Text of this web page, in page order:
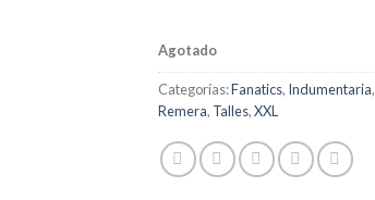
Agotado
Categorías:Fanatics, Indumentaria,
Remera, Talles,XXL